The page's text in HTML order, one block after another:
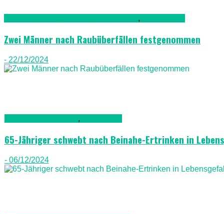
,
Zwei Männer nach Raubüberfällen festgenommen
- 22/12/2024
,
65-Jähriger schwebt nach Beinahe-Ertrinken in
- 06/12/2024